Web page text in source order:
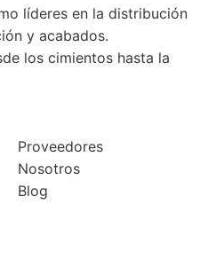
líderes en la distribución
y acabados.
los cimientos hasta la
Proveedores
Nosotros
Blog